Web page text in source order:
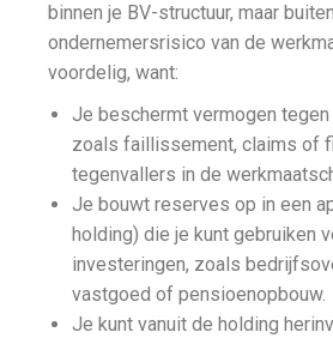
binnen je BV-structuur, maar
ondernemersrisico van de
voordelig, want:
Je beschermt vermogen tegen
zoals faillissement, claims of
tegenvallers in de
Je bouwt reserves op in een
holding) die je kunt gebruiken
investeringen, zoals
vastgoed of pensioenopbouw.
Je kunt vanuit de holding